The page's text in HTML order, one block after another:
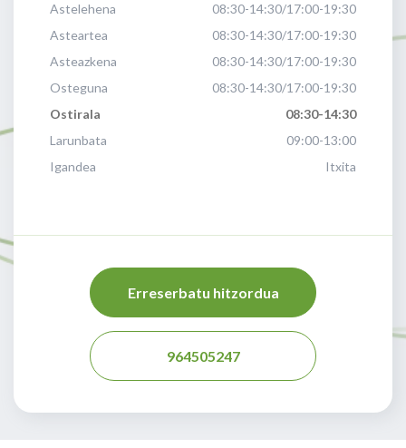
Astelehena
08:30-14:30/17:00-19:30
Asteartea
08:30-14:30/17:00-19:30
Asteazkena
08:30-14:30/17:00-19:30
Osteguna
08:30-14:30/17:00-19:30
Ostirala
08:30-14:30
Larunbata
09:00-13:00
Igandea
Itxita
Erreserbatu hitzordua
964505247